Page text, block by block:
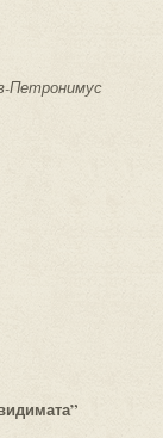
Петронимус